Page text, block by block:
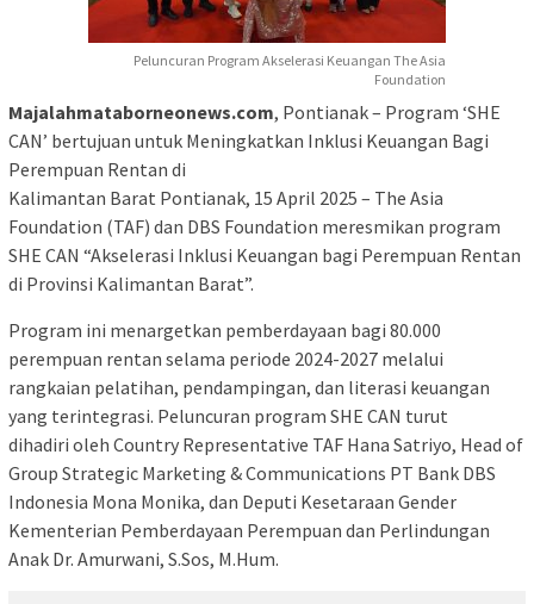
Peluncuran Program Akselerasi Keuangan The Asia
Foundation
Majalahmataborneonews.com, Pontianak – Program ‘SHE
CAN’ bertujuan untuk Meningkatkan Inklusi Keuangan Bagi
Perempuan Rentan di
Kalimantan Barat Pontianak, 15 April 2025 – The Asia
Foundation (TAF) dan DBS Foundation meresmikan program
SHE CAN “Akselerasi Inklusi Keuangan bagi Perempuan Rentan
di Provinsi Kalimantan Barat”.
Program ini menargetkan pemberdayaan bagi 80.000
perempuan rentan selama periode 2024-2027 melalui
rangkaian pelatihan, pendampingan, dan literasi keuangan
yang terintegrasi. Peluncuran program SHE CAN turut
dihadiri oleh Country Representative TAF Hana Satriyo, Head of
Group Strategic Marketing & Communications PT Bank DBS
Indonesia Mona Monika, dan Deputi Kesetaraan Gender
Kementerian Pemberdayaan Perempuan dan Perlindungan
Anak Dr. Amurwani, S.Sos, M.Hum.